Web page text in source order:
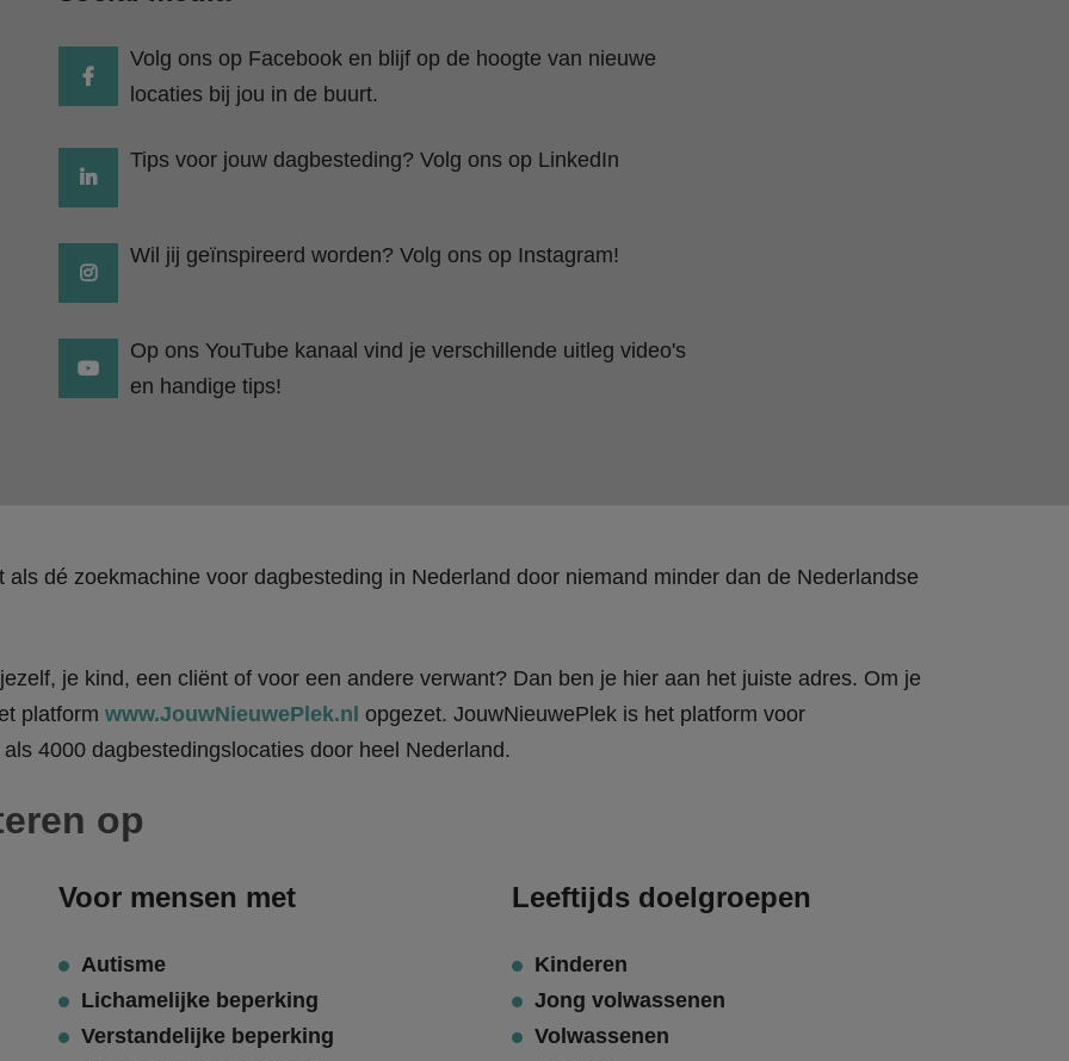
Volg ons op Facebook en blijf op de hoogte van nieuwe
locaties bij jou in de buurt.
Tips voor jouw dagbesteding? Volg ons op LinkedIn
Wil jij geïnspireerd worden? Volg ons op Instagram!
Op ons YouTube kanaal vind je verschillende uitleg video's
en handige tips!
dé zoekmachine voor dagbesteding in Nederland door niemand minder dan de Nederlandse
je kind, een cliënt of voor een andere verwant? Dan ben je hier aan het juiste adres. Om je
platform www.JouwNieuwePlek.nl opgezet. JouwNieuwePlek is het platform voor
4000 dagbestedingslocaties door heel Nederland.
op
Voor mensen met
Autisme
Lichamelijke beperking
Verstandelijke beperking
Leeftijds doelgroepen
Kinderen
Jong volwassenen
Volwassenen